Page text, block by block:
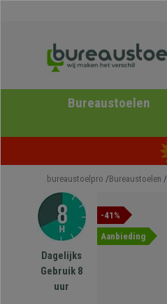
Bureaustoelen
bureaustoelpro Bureaustoelen
Dagelijks
Gebruik 8
uur
-41%
Aanbieding